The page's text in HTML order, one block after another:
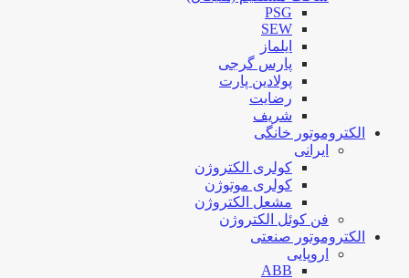
PSG
SEW
ایلماز
پارس گرجی
پولادین پارت
رضایت
شریف
الکتروموتور خانگی
ایرانی
کولری الکتروژن
کولری موتوژن
مشعل الکتروژن
فن کوئل الکتروژن
الکتروموتور صنعتی
اروپایی
ABB